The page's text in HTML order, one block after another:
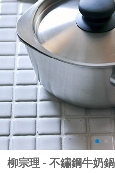
柳宗理 - 不鏽鋼牛奶鍋